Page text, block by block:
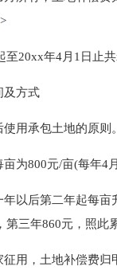
至20xx年4月1日止共
及方式
用承包土地的原则
为800元/亩(每年4
以后第二年起每亩
三年860元，照此
征用，土地补偿费归